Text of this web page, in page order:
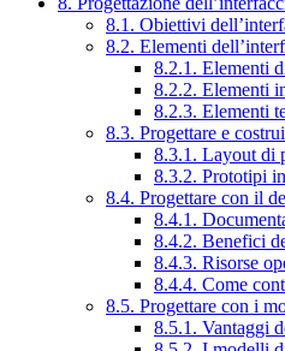
8.1. Obiettivi
8.2. Elementi
8.2.1. Elementi
8.2.2. Elementi
8.2.3. Elementi
8.3. Progettare e
8.3.1. Layout di
8.3.2. Prototipi
8.4. Progettare con il
8.4.1.
8.4.2. Benefici
8.4.3. Risorse
8.4.4. Come
8.5. Progettare con i
8.5.1. Vantaggi